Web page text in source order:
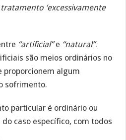
‘excessivamente
“artificial”e “natural”.
são meios ordinários no
proporcionem algum
sofrimento.
particular é ordinário ou
caso específico, com todos